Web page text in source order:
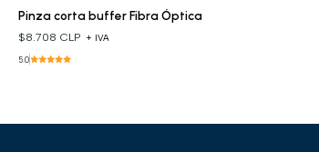
Pinza corta buffer Fibra Óptica
$8.708 CLP + IVA
5.0